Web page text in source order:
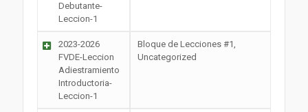
Debutante-
Leccion-1
2023-2026
FVDE-Leccion
Adiestramiento
Introductoria-
Leccion-1
Bloque de Lecciones #1,
Uncategorized